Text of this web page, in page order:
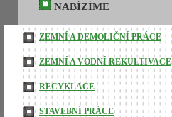
NABÍZÍME
ZEMNÍ A DEMOLIČNÍ PRÁCE
ZEMNÍ A VODNÍ REKULTIVACE
RECYKLACE
STAVEBNÍ PRÁCE